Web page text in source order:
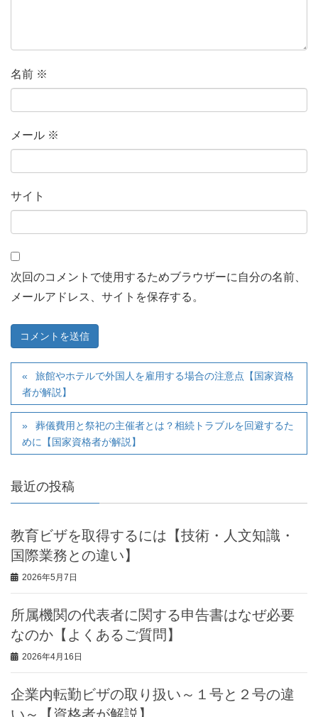
名前 ※
メール ※
サイト
次回のコメントで使用するためブラウザーに自分の名前、
メールアドレス、サイトを保存する。
旅館やホテルで外国人を雇用する場合の注意点【国家資格
者が解説】
葬儀費用と祭祀の主催者とは？相続トラブルを回避するた
めに【国家資格者が解説】
最近の投稿
教育ビザを取得するには【技術・人文知識・
国際業務との違い】
2026年5月7日
所属機関の代表者に関する申告書はなぜ必要
なのか【よくあるご質問】
2026年4月16日
企業内転勤ビザの取り扱い～１号と２号の違